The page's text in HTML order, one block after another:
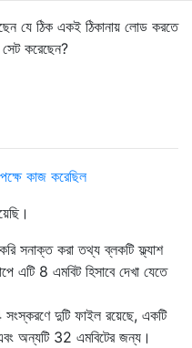
যে ঠিক একই ঠিকানায় লোড করতে
করেছেন?
সনাক্ত করা তথ্য ব্লকটি ফ্ল্যাশ
এটি 8 এমবিট হিসাবে দেখা যেতে
সংস্করণে দুটি ফাইল রয়েছে, একটি
অন্যটি 32 এমবিটের জন্য।